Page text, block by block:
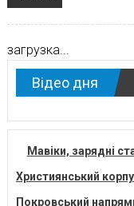
загрузка...
Відео дня
Мавіки, зарядні
Християнський
Покровський